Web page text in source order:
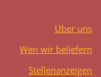
Über uns
Wen wir beliefern
Stellenanzeigen